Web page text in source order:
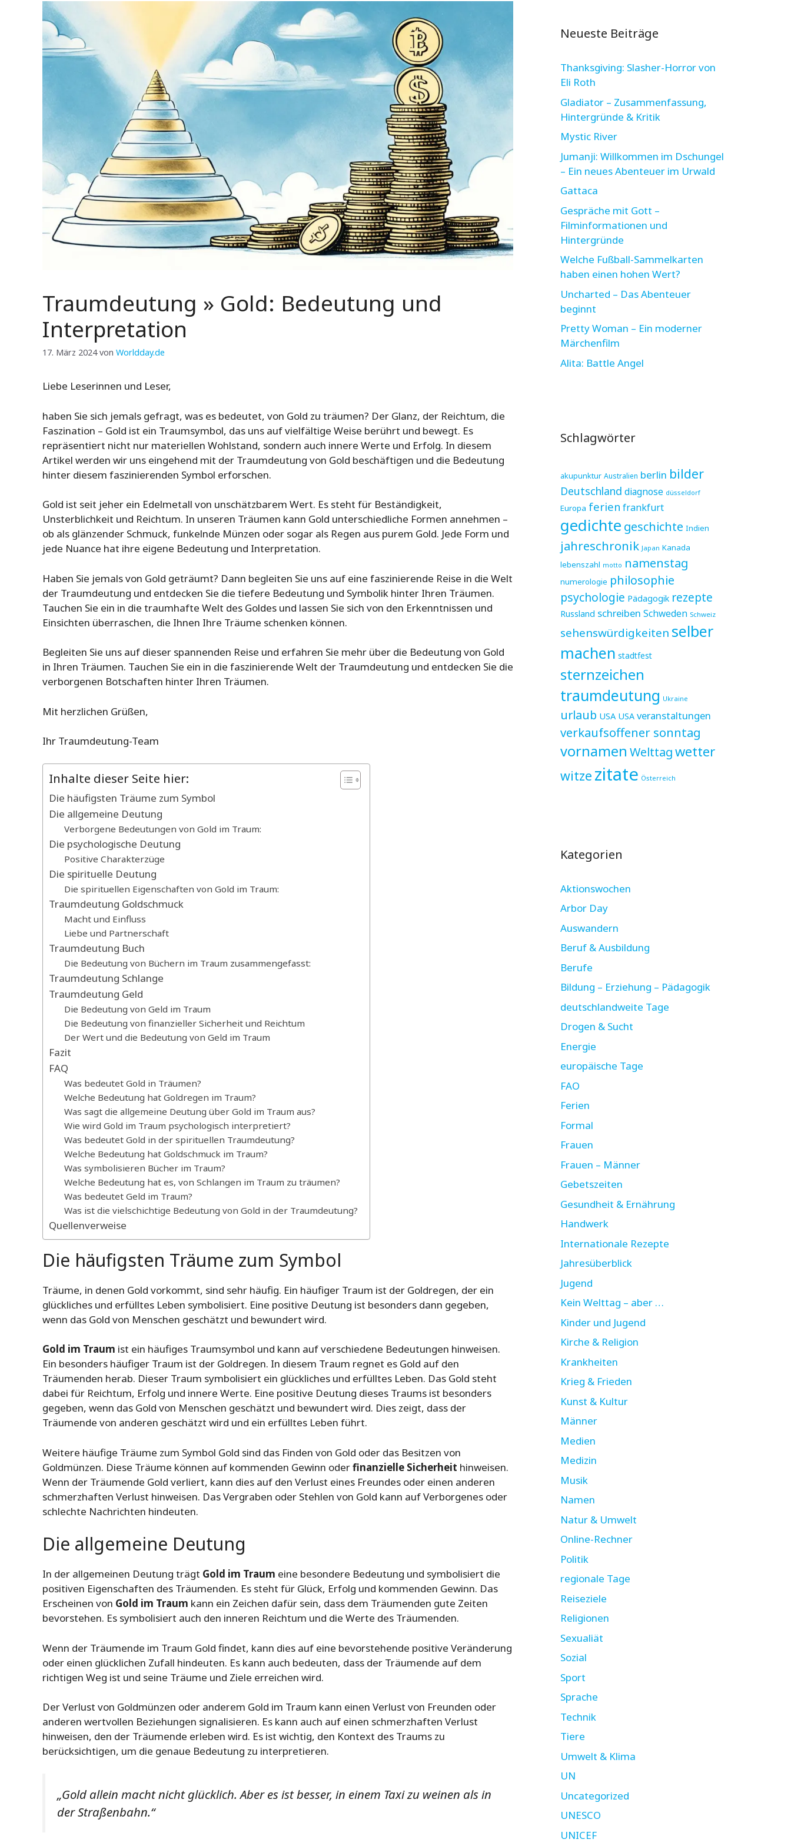
Traumdeutung » Gold: Bedeutung und
Interpretation
17. März 2024 von Worldday.de
Liebe Leserinnen und Leser,
haben Sie sich jemals gefragt, was es bedeutet, von Gold zu träumen? Der Glanz, der Reichtum, die
Faszination – Gold ist ein Traumsymbol, das uns auf vielfältige Weise berührt und bewegt. Es
repräsentiert nicht nur materiellen Wohlstand, sondern auch innere Werte und Erfolg. In diesem
Artikel werden wir uns eingehend mit der Traumdeutung von Gold beschäftigen und die Bedeutung
hinter diesem faszinierenden Symbol erforschen.
Gold ist seit jeher ein Edelmetall von unschätzbarem Wert. Es steht für Beständigkeit,
Unsterblichkeit und Reichtum. In unseren Träumen kann Gold unterschiedliche Formen annehmen –
ob als glänzender Schmuck, funkelnde Münzen oder sogar als Regen aus purem Gold. Jede Form und
jede Nuance hat ihre eigene Bedeutung und Interpretation.
Haben Sie jemals von Gold geträumt? Dann begleiten Sie uns auf eine faszinierende Reise in die Welt
der Traumdeutung und entdecken Sie die tiefere Bedeutung und Symbolik hinter Ihren Träumen.
Tauchen Sie ein in die traumhafte Welt des Goldes und lassen Sie sich von den Erkenntnissen und
Einsichten überraschen, die Ihnen Ihre Träume schenken können.
Begleiten Sie uns auf dieser spannenden Reise und erfahren Sie mehr über die Bedeutung von Gold
in Ihren Träumen. Tauchen Sie ein in die faszinierende Welt der Traumdeutung und entdecken Sie die
verborgenen Botschaften hinter Ihren Träumen.
Mit herzlichen Grüßen,
Ihr Traumdeutung-Team
Inhalte dieser Seite hier:
Die häufigsten Träume zum Symbol
Die allgemeine Deutung
Verborgene Bedeutungen von Gold im Traum:
Die psychologische Deutung
Positive Charakterzüge
Die spirituelle Deutung
Die spirituellen Eigenschaften von Gold im Traum:
Traumdeutung Goldschmuck
Macht und Einfluss
Liebe und Partnerschaft
Traumdeutung Buch
Die Bedeutung von Büchern im Traum zusammengefasst:
Traumdeutung Schlange
Traumdeutung Geld
Die Bedeutung von Geld im Traum
Die Bedeutung von finanzieller Sicherheit und Reichtum
Der Wert und die Bedeutung von Geld im Traum
Fazit
FAQ
Was bedeutet Gold in Träumen?
Welche Bedeutung hat Goldregen im Traum?
Was sagt die allgemeine Deutung über Gold im Traum aus?
Wie wird Gold im Traum psychologisch interpretiert?
Was bedeutet Gold in der spirituellen Traumdeutung?
Welche Bedeutung hat Goldschmuck im Traum?
Was symbolisieren Bücher im Traum?
Welche Bedeutung hat es, von Schlangen im Traum zu träumen?
Was bedeutet Geld im Traum?
Was ist die vielschichtige Bedeutung von Gold in der Traumdeutung?
Quellenverweise
Die häufigsten Träume zum Symbol
Träume, in denen Gold vorkommt, sind sehr häufig. Ein häufiger Traum ist der Goldregen, der ein
glückliches und erfülltes Leben symbolisiert. Eine positive Deutung ist besonders dann gegeben,
wenn das Gold von Menschen geschätzt und bewundert wird.
Gold im Traum ist ein häufiges Traumsymbol und kann auf verschiedene Bedeutungen hinweisen.
Ein besonders häufiger Traum ist der Goldregen. In diesem Traum regnet es Gold auf den
Träumenden herab. Dieser Traum symbolisiert ein glückliches und erfülltes Leben. Das Gold steht
dabei für Reichtum, Erfolg und innere Werte. Eine positive Deutung dieses Traums ist besonders
gegeben, wenn das Gold von Menschen geschätzt und bewundert wird. Dies zeigt, dass der
Träumende von anderen geschätzt wird und ein erfülltes Leben führt.
Weitere häufige Träume zum Symbol Gold sind das Finden von Gold oder das Besitzen von
Goldmünzen. Diese Träume können auf kommenden Gewinn oderfinanzielle Sicherheit hinweisen.
Wenn der Träumende Gold verliert, kann dies auf den Verlust eines Freundes oder einen anderen
schmerzhaften Verlust hinweisen. Das Vergraben oder Stehlen von Gold kann auf Verborgenes oder
schlechte Nachrichten hindeuten.
Die allgemeine Deutung
In der allgemeinen Deutung trägt Gold im Traum eine besondere Bedeutung und symbolisiert die
positiven Eigenschaften des Träumenden. Es steht für Glück, Erfolg und kommenden Gewinn. Das
Erscheinen von Gold im Traum kann ein Zeichen dafür sein, dass dem Träumenden gute Zeiten
bevorstehen. Es symbolisiert auch den inneren Reichtum und die Werte des Träumenden.
Wenn der Träumende im Traum Gold findet, kann dies auf eine bevorstehende positive Veränderung
oder einen glücklichen Zufall hindeuten. Es kann auch bedeuten, dass der Träumende auf dem
richtigen Weg ist und seine Träume und Ziele erreichen wird.
Der Verlust von Goldmünzen oder anderem Gold im Traum kann einen Verlust von Freunden oder
anderen wertvollen Beziehungen signalisieren. Es kann auch auf einen schmerzhaften Verlust
hinweisen, den der Träumende erleben wird. Es ist wichtig, den Kontext des Traums zu
berücksichtigen, um die genaue Bedeutung zu interpretieren.
„Gold allein macht nicht glücklich. Aber es ist besser, in einem Taxi zu weinen als in
der Straßenbahn.“
Neueste Beiträge
Thanksgiving: Slasher-Horror von
Eli Roth
Gladiator – Zusammenfassung,
Hintergründe & Kritik
Mystic River
Jumanji: Willkommen im Dschungel
– Ein neues Abenteuer im Urwald
Gattaca
Gespräche mit Gott –
Filminformationen und
Hintergründe
Welche Fußball-Sammelkarten
haben einen hohen Wert?
Uncharted – Das Abenteuer
beginnt
Pretty Woman – Ein moderner
Märchenfilm
Alita: Battle Angel
Schlagwörter
akupunktur Australien berlin bilder
Deutschland diagnose düsseldorf
Europa ferien frankfurt
gedichte geschichte Indien
jahreschronik Japan Kanada
lebenszahl motto namenstag
numerologie philosophie
psychologie Pädagogik rezepte
Russland schreiben Schweden Schweiz
sehenswürdigkeiten selber
machen stadtfest
sternzeichen
traumdeutung Ukraine
urlaub USA USA veranstaltungen
verkaufsoffener sonntag
vornamen Welttagwetter
witze zitate Österreich
Kategorien
Aktionswochen
Arbor Day
Auswandern
Beruf & Ausbildung
Berufe
Bildung – Erziehung – Pädagogik
deutschlandweite Tage
Drogen & Sucht
Energie
europäische Tage
FAO
Ferien
Formal
Frauen
Frauen – Männer
Gebetszeiten
Gesundheit & Ernährung
Handwerk
Internationale Rezepte
Jahresüberblick
Jugend
Kein Welttag – aber …
Kinder und Jugend
Kirche & Religion
Krankheiten
Krieg & Frieden
Kunst & Kultur
Männer
Medien
Medizin
Musik
Namen
Natur & Umwelt
Online-Rechner
Politik
regionale Tage
Reiseziele
Religionen
Sexualiät
Sozial
Sport
Sprache
Technik
Tiere
Umwelt & Klima
UN
Uncategorized
UNESCO
UNICEF